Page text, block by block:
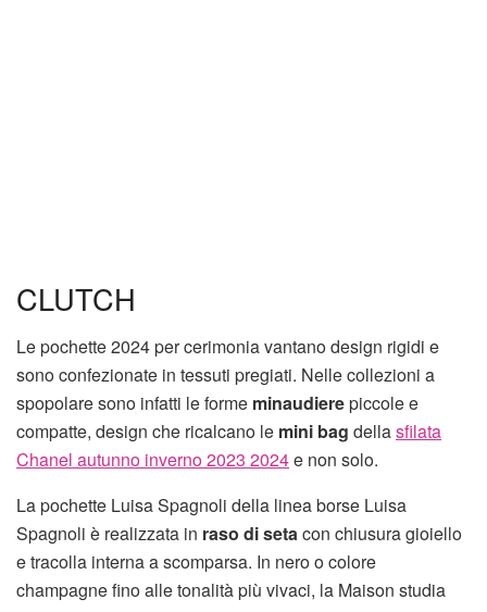
CLUTCH
Le pochette 2024 per cerimonia vantano design rigidi e
sono confezionate in tessuti pregiati. Nelle collezioni a
spopolare sono infatti le forme minaudierepiccole e
compatte, design che ricalcano le mini bag dellasfilata
Chanel autunno inverno 2023 2024e non solo.
La pochette Luisa Spagnoli della linea borse Luisa
Spagnoli è realizzata in raso di setacon chiusura gioiello
e tracolla interna a scomparsa. In nero o colore
champagne fino alle tonalità più vivaci, la Maison studia